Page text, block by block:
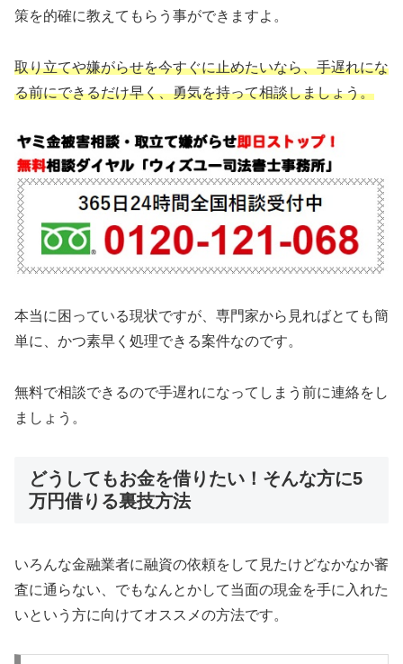
策を的確に教えてもらう事ができますよ。
取り立てや嫌がらせを今すぐに止めたいなら、手遅れにな
る前にできるだけ早く、勇気を持って相談しましょう。
本当に困っている現状ですが、専門家から見ればとても簡
単に、かつ素早く処理できる案件なのです。
無料で相談できるので手遅れになってしまう前に連絡をし
ましょう。
どうしてもお金を借りたい！そんな方に5
万円借りる裏技方法
いろんな金融業者に融資の依頼をして見たけどなかなか審
査に通らない、でもなんとかして当面の現金を手に入れた
いという方に向けてオススメの方法です。